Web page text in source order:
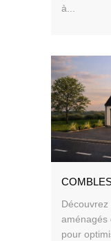
à...
aménagés
pour